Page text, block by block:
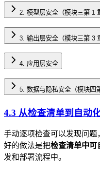
2. 模型层安全（模块三第 1
3. 输出层安全（模块三第 3
4. 应用层安全
5. 数据与隐私安全（模块四
4.3 从检查清单到自动
手动逐项检查可以发现问
好的做法是把检查清单中可
发和部署流程中。